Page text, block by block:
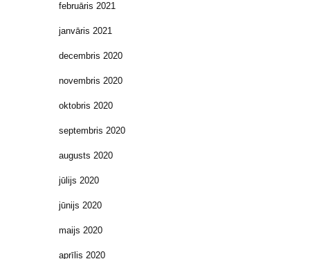
februāris 2021
janvāris 2021
decembris 2020
novembris 2020
oktobris 2020
septembris 2020
augusts 2020
jūlijs 2020
jūnijs 2020
maijs 2020
aprīlis 2020